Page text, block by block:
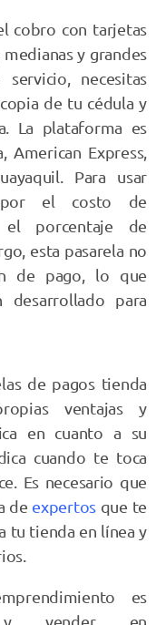
cobro con tarjetas
y grandes
necesitas
de tu cédula y
La plataforma es
American Express,
Para usar
por el costo de
porcentaje de
esta pasarela no
de pago, lo que
para
de pagos tienda
ventajas y
en cuanto a su
cuando te toca
Es necesario que
de expertos que te
tu tienda en línea y
es